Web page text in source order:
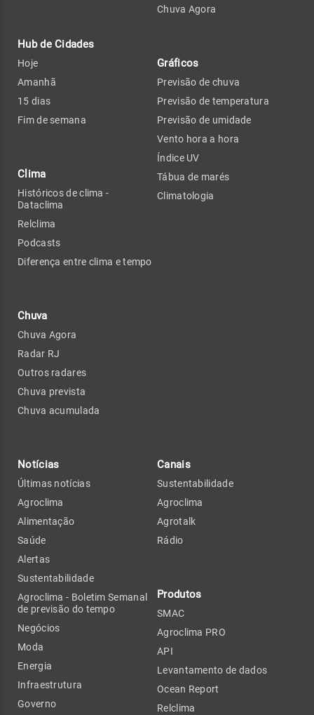
Hub de Cidades
Hoje
Amanhã
15 dias
Fim de semana
Clima
Históricos de clima -
Dataclima
Relclima
Podcasts
Diferença entre clima e tempo
Chuva
Chuva Agora
Radar RJ
Outros radares
Chuva prevista
Chuva acumulada
Chuva Agora
Gráficos
Previsão de chuva
Previsão de temperatura
Previsão de umidade
Vento hora a hora
Índice UV
Tábua de marés
Climatologia
Notícias
Últimas notícias
Agroclima
Alimentação
Saúde
Alertas
Sustentabilidade
Agroclima - Boletim Semanal
de previsão do tempo
Negócios
Moda
Energia
Infraestrutura
Governo
Canais
Sustentabilidade
Agroclima
Agrotalk
Rádio
Produtos
SMAC
Agroclima PRO
API
Levantamento de dados
Ocean Report
Relclima